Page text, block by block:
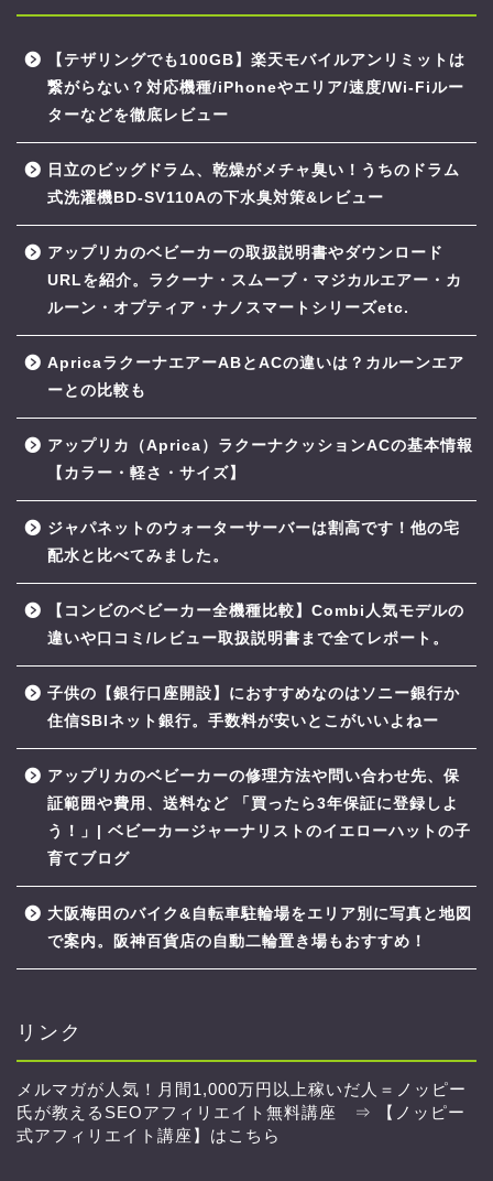
【テザリングでも100GB】楽天モバイルアンリミットは
繋がらない？対応機種/iPhoneやエリア/速度/Wi-Fiルー
ターなどを徹底レビュー
日立のビッグドラム、乾燥がメチャ臭い！うちのドラム
式洗濯機BD-SV110Aの下水臭対策&レビュー
アップリカのベビーカーの取扱説明書やダウンロード
URLを紹介。ラクーナ・スムーブ・マジカルエアー・カ
ルーン・オプティア・ナノスマートシリーズetc.
ApricaラクーナエアーABとACの違いは？カルーンエア
ーとの比較も
アップリカ（Aprica）ラクーナクッションACの基本情報
【カラー・軽さ・サイズ】
ジャパネットのウォーターサーバーは割高です！他の宅
配水と比べてみました。
【コンビのベビーカー全機種比較】Combi人気モデルの
違いや口コミ/レビュー取扱説明書まで全てレポート。
子供の【銀行口座開設】におすすめなのはソニー銀行か
住信SBIネット銀行。手数料が安いとこがいいよねー
アップリカのベビーカーの修理方法や問い合わせ先、保
証範囲や費用、送料など 「買ったら3年保証に登録しよ
う！」| ベビーカージャーナリストのイエローハットの子
育てブログ
大阪梅田のバイク&自転車駐輪場をエリア別に写真と地図
で案内。阪神百貨店の自動二輪置き場もおすすめ！
リンク
メルマガが人気！月間1,000万円以上稼いだ人＝ノッピー
氏が教えるSEOアフィリエイト無料講座 ⇒
【ノッピー
式アフィリエイト講座】はこちら